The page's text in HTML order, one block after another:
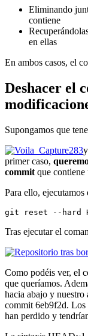
Eliminando
contiene
en ellas
En ambos casos, el
Deshacer el
Supongamos que
primer caso,
commit que contiene
Para ello, ejecutamos
git reset --hard
Tras ejecutar el
Como podéis ver, el
que queríamos.
hacia abajo y nuestro
commit 6eb9f2d. Los
han perdido y